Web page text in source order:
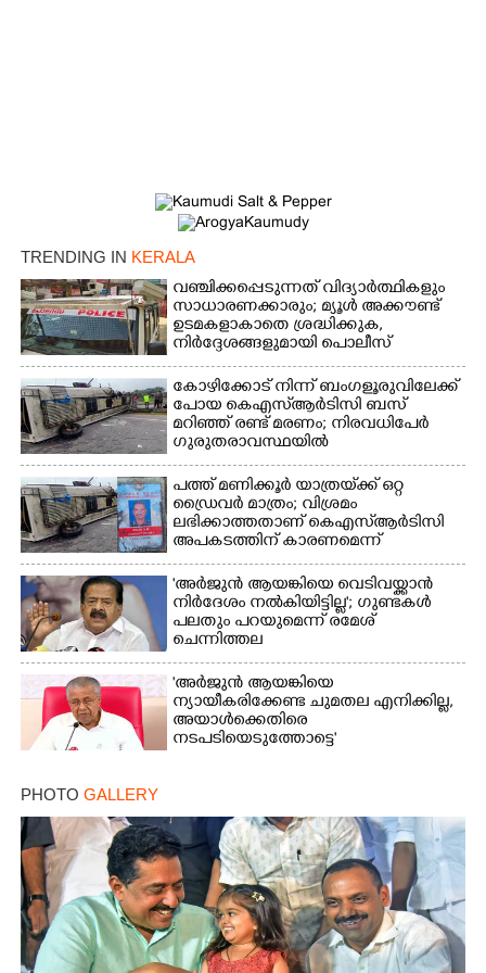
TRENDING IN KERALA
വഞ്ചിക്കപ്പെടുന്നത് വിദ്യാർത്ഥികളും
സാധാരണക്കാരും; മ്യൂൾ അക്കൗണ്ട്
ഉടമകളാകാതെ ശ്രദ്ധിക്കുക,
നിർദ്ദേശങ്ങളുമായി പൊലീസ്
കോഴിക്കോട് നിന്ന് ബംഗളൂരുവിലേക്ക്
പോയ കെഎസ്‌ആർടിസി ബസ്
മറിഞ്ഞ് രണ്ട് മരണം; നിരവധിപേർ
ഗുരുതരാവസ്ഥയിൽ
പത്ത് മണിക്കൂർ യാത്രയ്‌ക്ക് ഒറ്റ
ഡ്രൈവർ മാത്രം; വിശ്രമം
ലഭിക്കാത്തതാണ് കെഎസ്‌ആർടിസി
അപകടത്തിന് കാരണമെന്ന്
വിമർശനം
'അർജുൻ ആയങ്കിയെ വെടിവയ്ക്കാൻ
നിർദേശം നൽകിയിട്ടില്ല'; ഗുണ്ടകൾ
പലതും പറയുമെന്ന് രമേശ്
ചെന്നിത്തല
'അർജുൻ ആയങ്കിയെ
ന്യായീകരിക്കേണ്ട ചുമതല എനിക്കില്ല,
അയാൾക്കെതിരെ
നടപടിയെടുത്തോട്ടെ'
PHOTO GALLERY